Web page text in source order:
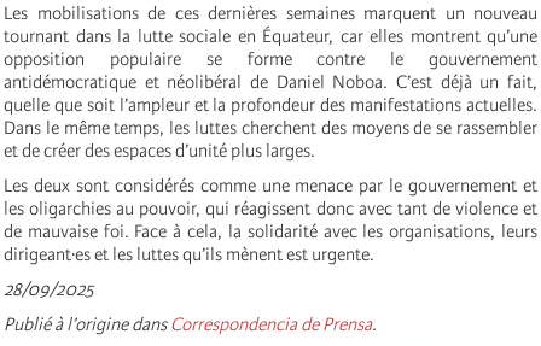
Les mobilisations de ces dernières semaines marquent un nouveau
tournant dans la lutte sociale en Équateur, car elles montrent qu’une
opposition populaire se forme contre le gouvernement
antidémocratique et néolibéral de Daniel Noboa. C’est déjà un fait,
quelle que soit l’ampleur et la profondeur des manifestations actuelles.
Dans le même temps, les luttes cherchent des moyens de se rassembler
et de créer des espaces d’unité plus larges.
Les deux sont considérés comme une menace par le gouvernement et
les oligarchies au pouvoir, qui réagissent donc avec tant de violence et
de mauvaise foi. Face à cela, la solidarité avec les organisations, leurs
dirigeant·es et les luttes qu’ils mènent est urgente.
28/09/2025
Publié à l’origine dansCorrespondencia de Prensa.